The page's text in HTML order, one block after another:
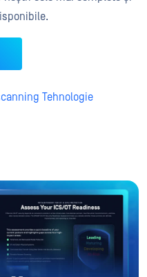
Tehnologie